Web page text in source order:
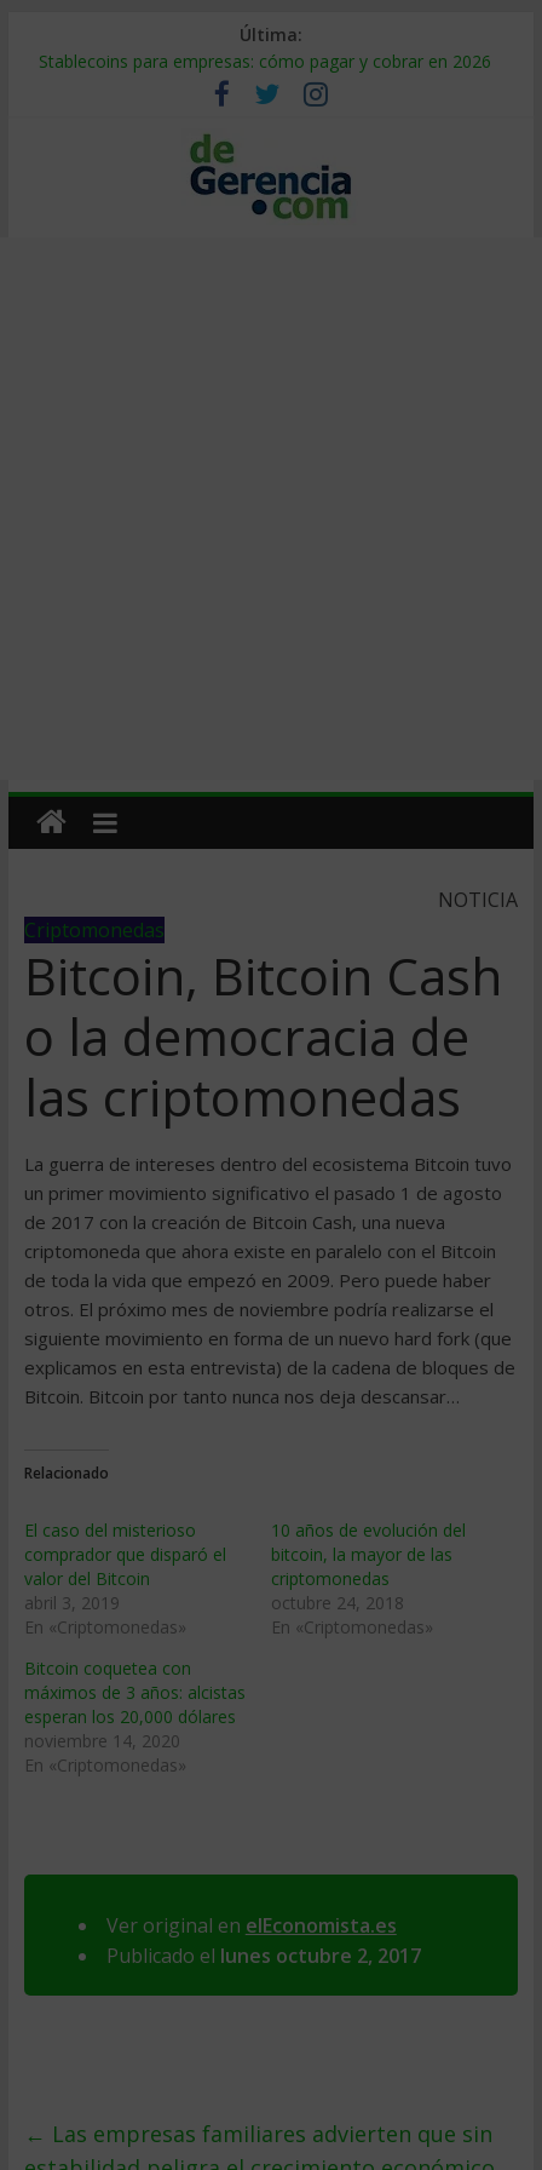
Última:
Stablecoins para empresas: cómo pagar y cobrar en 2026
Despido silencioso: qué es y por qué sale tan caro
IA en selección de personal: cómo auditarla a tiempo
Trabajo forzoso en la cadena de suministro: qué hacer
Mercado hispano de EE. UU.: cómo segmentarlo y venderle
NOTICIA
Criptomonedas
Bitcoin, Bitcoin Cash
o la democracia de
las criptomonedas
La guerra de intereses dentro del ecosistema Bitcoin tuvo
un primer movimiento significativo el pasado 1 de agosto
de 2017 con la creación de Bitcoin Cash, una nueva
criptomoneda que ahora existe en paralelo con el Bitcoin
de toda la vida que empezó en 2009. Pero puede haber
otros. El próximo mes de noviembre podría realizarse el
siguiente movimiento en forma de un nuevo hard fork (que
explicamos en esta entrevista) de la cadena de bloques de
Bitcoin. Bitcoin por tanto nunca nos deja descansar…
Relacionado
El caso del misterioso
comprador que disparó el
valor del Bitcoin
abril 3, 2019
En «Criptomonedas»
10 años de evolución del
bitcoin, la mayor de las
criptomonedas
octubre 24, 2018
En «Criptomonedas»
Bitcoin coquetea con
máximos de 3 años: alcistas
esperan los 20,000 dólares
noviembre 14, 2020
En «Criptomonedas»
Ver original en elEconomista.es
Publicado el lunes octubre 2, 2017
← Las empresas familiares advierten que sin